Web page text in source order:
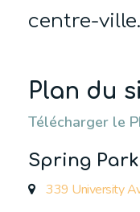
centre-ville.
Plan du
Télécharger le
Spring
339 University